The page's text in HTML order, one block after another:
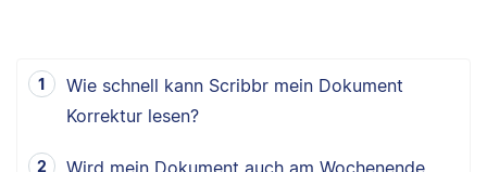
Wie schnell kann Scribbr mein Dokument
Korrektur lesen?
Wird mein Dokument auch am Wochenende